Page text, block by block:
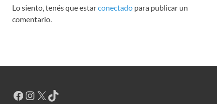
Lo siento, tenés que estarconectado para publicar un
comentario.